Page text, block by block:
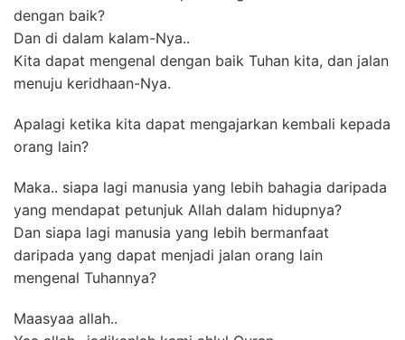
dengan baik?
Dan di dalam kalam-Nya..
Kita dapat mengenal dengan baik Tuhan kita, dan jalan
menuju keridhaan-Nya.
Apalagi ketika kita dapat mengajarkan kembali kepada
orang lain?
Maka.. siapa lagi manusia yang lebih bahagia daripada
yang mendapat petunjuk Allah dalam hidupnya?
Dan siapa lagi manusia yang lebih bermanfaat
daripada yang dapat menjadi jalan orang lain
mengenal Tuhannya?
Maasyaa allah..